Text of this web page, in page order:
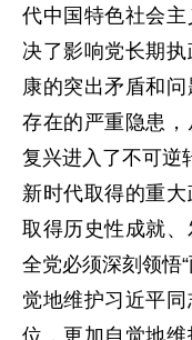
代中国特色社会
决了影响党长期
康的突出矛盾和
存在的严重隐患
复兴进入了不可逆
新时代取得的重
取得历史性成就、
全党必须深刻领悟
觉地维护习近平